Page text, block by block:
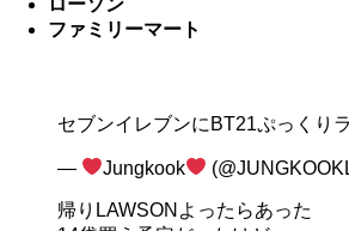
ローソン
ファミリーマート
セブンイレブンにBT21ぷっくり
— Jungkook
帰りLAWSONよったらあった